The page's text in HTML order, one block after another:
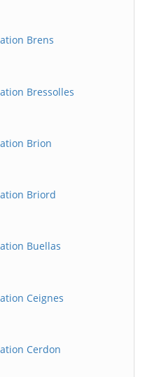
Brens
Bressolles
Brion
Briord
Buellas
Ceignes
Cerdon